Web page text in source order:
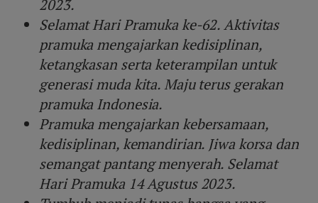
2023.
Selamat Hari Pramuka ke-62. Aktivitas
pramuka mengajarkan kedisiplinan,
ketangkasan serta keterampilan untuk
generasi muda kita. Maju terus gerakan
pramuka Indonesia.
Pramuka mengajarkan kebersamaan,
kedisiplinan, kemandirian. Jiwa korsa dan
semangat pantang menyerah. Selamat
Hari Pramuka 14 Agustus 2023.